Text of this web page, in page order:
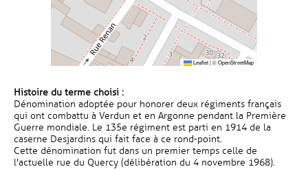
Leaflet|©OpenStreetMap
Histoire du terme choisi :
Dénomination adoptée pour honorer deux régiments français
qui ont combattu à Verdun et en Argonne pendant la Première
Guerre mondiale. Le 135e régiment est parti en 1914 de la
caserne Desjardins qui fait face à ce rond-point.
Cette dénomination fut dans un premier temps celle de
l'actuelle rue du Quercy (délibération du 4 novembre 1968).